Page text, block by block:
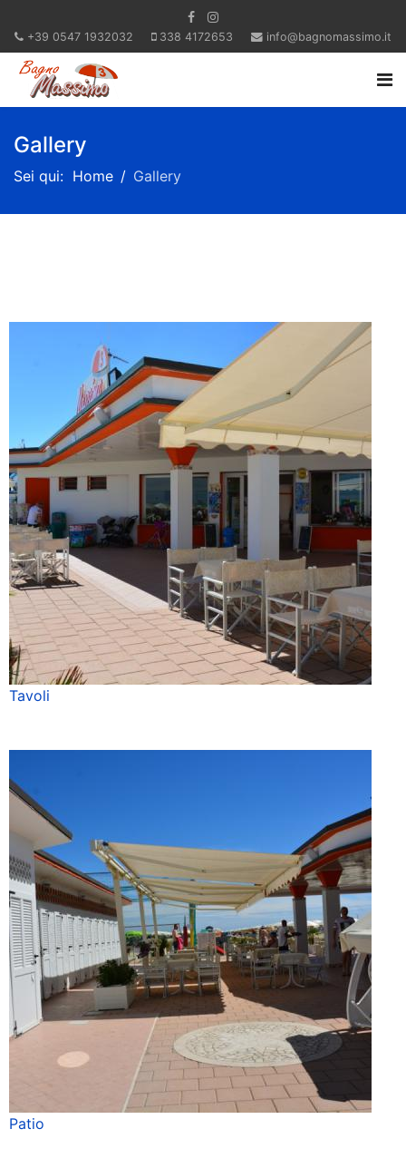
+39 0547 1932032 338 4172653 info@bagnomassimo.it
Gallery
Sei qui: Home Gallery
Tavoli
Patio